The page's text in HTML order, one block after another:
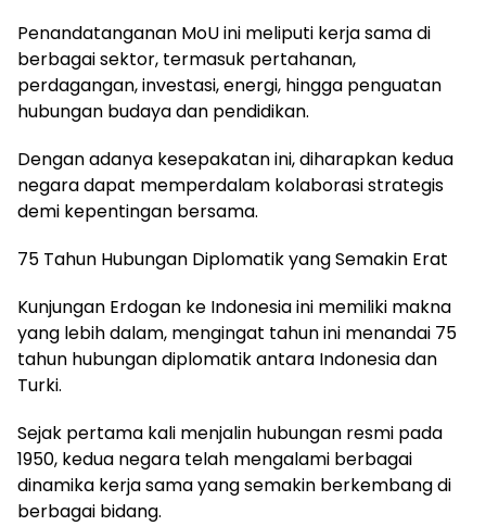
Penandatanganan MoU ini meliputi kerja sama di
berbagai sektor, termasuk pertahanan,
perdagangan, investasi, energi, hingga penguatan
hubungan budaya dan pendidikan.
Dengan adanya kesepakatan ini, diharapkan kedua
negara dapat memperdalam kolaborasi strategis
demi kepentingan bersama.
75 Tahun Hubungan Diplomatik yang Semakin Erat
Kunjungan Erdogan ke Indonesia ini memiliki makna
yang lebih dalam, mengingat tahun ini menandai 75
tahun hubungan diplomatik antara Indonesia dan
Turki.
Sejak pertama kali menjalin hubungan resmi pada
1950, kedua negara telah mengalami berbagai
dinamika kerja sama yang semakin berkembang di
berbagai bidang.